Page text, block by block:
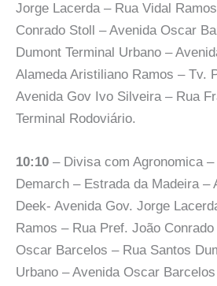
Jorge Lacerda – Rua Vidal
Conrado Stoll – Avenida Oscar
Dumont Terminal Urbano –
Alameda Aristiliano Ramos – Tv.
Avenida Gov Ivo Silveira – Rua
Terminal Rodoviário.
10:10 – Divisa com Agronomica
Demarch – Estrada da Madeira –
Deek- Avenida Gov. Jorge
Ramos – Rua Pref. João
Oscar Barcelos – Rua Santos
Urbano – Avenida Oscar